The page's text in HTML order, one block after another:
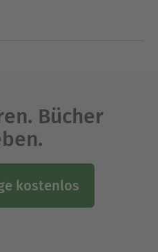
Bücher
kostenlos